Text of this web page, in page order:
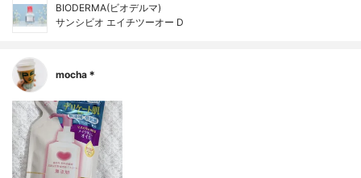
BIODERMA(ビオデルマ)
サンシビオ エイチツーオー D
mocha＊